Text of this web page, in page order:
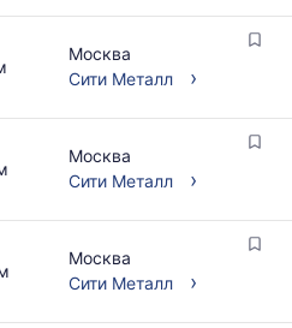
Москва
Сити Металл
›
Москва
Сити Металл
›
Москва
Сити Металл
›